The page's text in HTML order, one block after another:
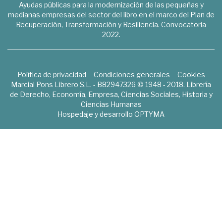
Ayudas públicas para la modernización de las pequeñas y
medianas empresas del sector del libro en el marco del Plan de
Recuperación, Transformación y Resiliencia. Convocatoria
2022.
Política de privacidad Condiciones generales
Cookies
Marcial Pons Librero S.L. - B82947326 © 1948 - 2018. Librería
de Derecho, Economía, Empresa, Ciencias Sociales, Historia y
Ciencias Humanas
Hospedaje y desarrollo OPTYMA